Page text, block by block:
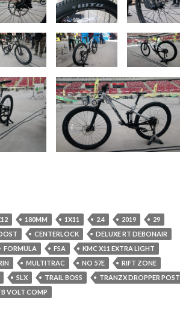
180MM 1X11 2.4 2019
29
CENTERLOCK
DELUXE RT DEBONAIR
FORMULA FSA
KMC X11 EXTRA LIGHT
MULTITRAC NO 57E
RIFT ZONE
SLX TRAIL BOSS
TRANZX DROPPER POST
VOLT COMP